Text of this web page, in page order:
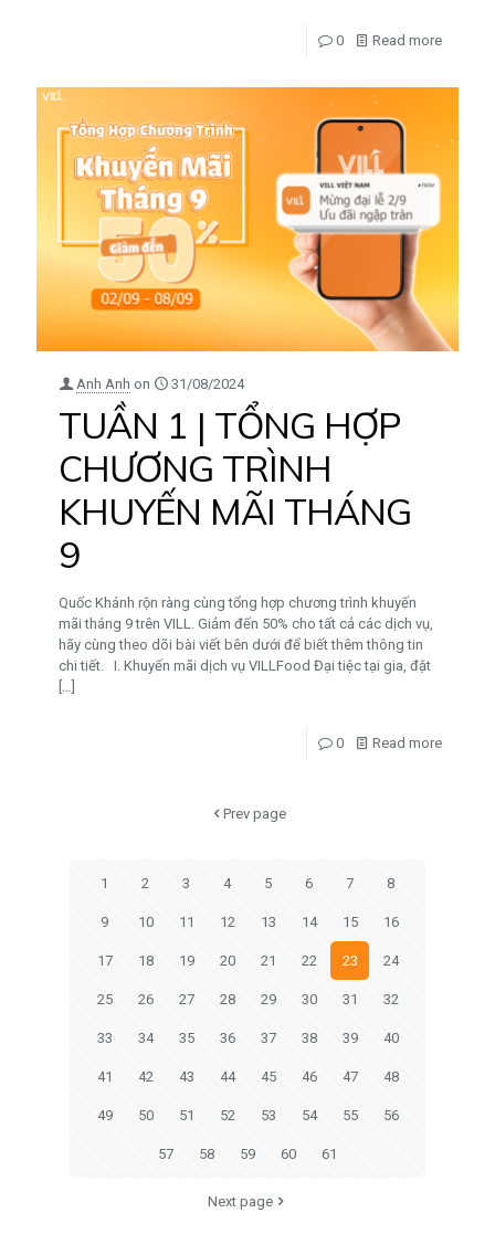
0 Read more
Anh Anh on 31/08/2024
TUẦN 1 | TỔNG HỢP
CHƯƠNG TRÌNH
KHUYẾN MÃI THÁNG
9
Quốc Khánh rộn ràng cùng tổng hợp chương trình khuyến
mãi tháng 9 trên VILL. Giảm đến 50% cho tất cả các dịch vụ,
hãy cùng theo dõi bài viết bên dưới để biết thêm thông tin
chi tiết. I. Khuyến mãi dịch vụ VILLFood Đại tiệc tại gia, đặt
[…]
0 Read more
Prev page
1 2 3 4 5 6 7 8
9 10 11 12 13 14 15 16
17 18 19 20 21 22 23 24
25 26 27 28 29 30 31 32
33 34 35 36 37 38 39 40
41 42 43 44 45 46 47 48
49 50 51 52 53 54 55 56
57 58 59 60 61
Next page